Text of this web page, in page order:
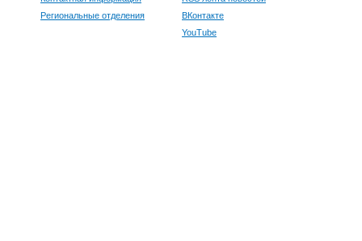
Региональные отделения
ВКонтакте
YouTube